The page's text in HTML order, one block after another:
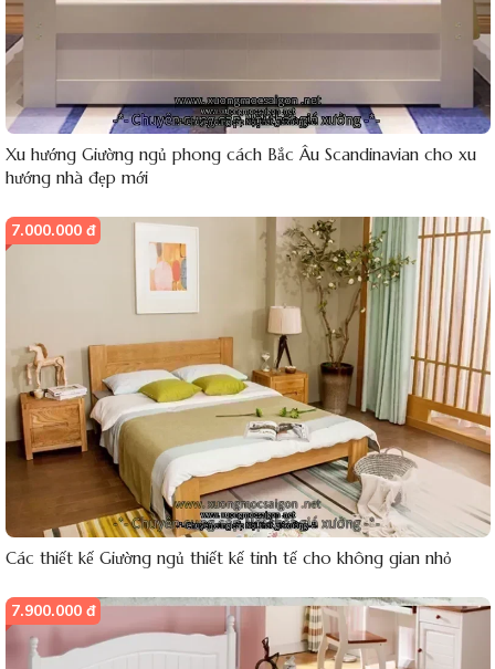
Xu hướng Giường ngủ phong cách Bắc Âu Scandinavian cho xu
hướng nhà đẹp mới
7.000.000 đ
Các thiết kế Giường ngủ thiết kế tinh tế cho không gian nhỏ
7.900.000 đ